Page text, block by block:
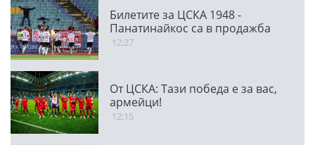
Билетите за ЦСКА 1948 -
Панатинайкос са в продажба
12:27
От ЦСКА: Тази победа е за вас,
армейци!
12:15